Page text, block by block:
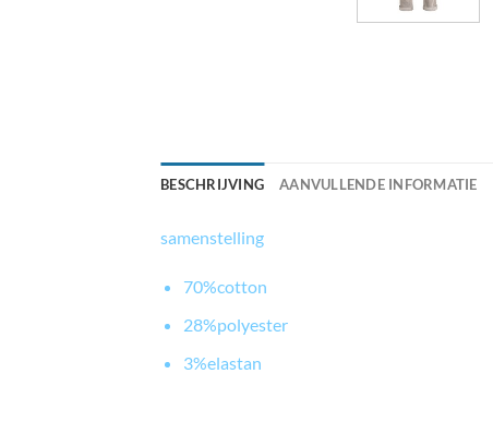
BESCHRIJVING AANVULLENDE INFORMATIE
samenstelling
70%cotton
28%polyester
3%elastan